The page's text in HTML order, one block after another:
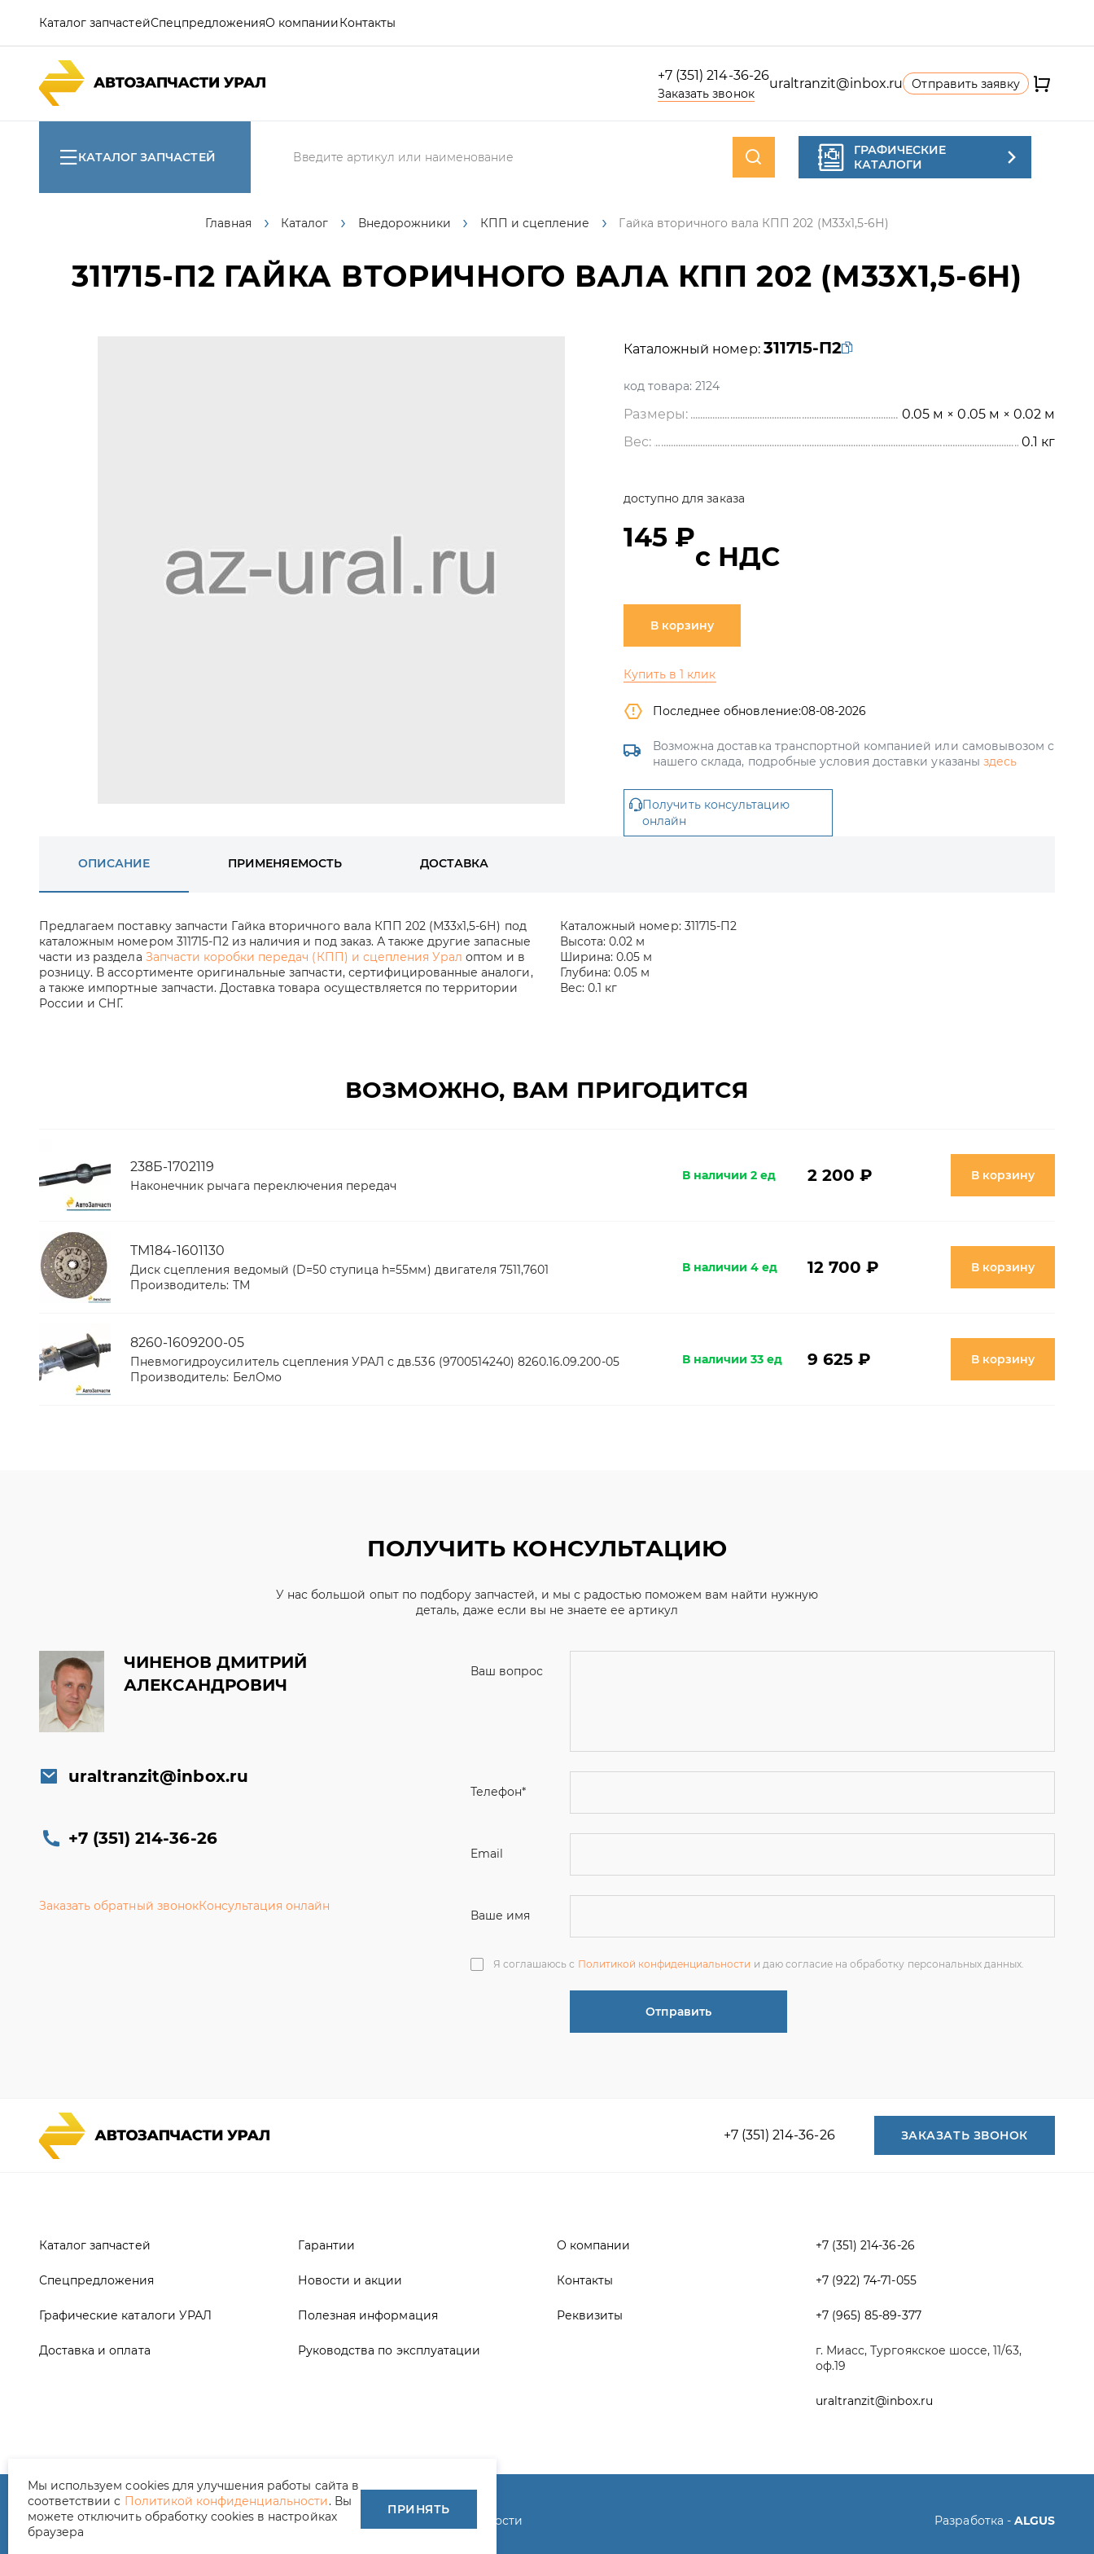
Каталог запчастейСпецпредложенияО компанииКонтакты
+7 (351) 214-36-26
Заказать звонок
uraltranzit@inbox.ru Отправить заявку
КАТАЛОГ ЗАПЧАСТЕЙ
ГРАФИЧЕСКИЕ
КАТАЛОГИ
Главная Каталог Внедорожники КПП и сцепление Гайка вторичного вала КПП 202 (М33х1,5-6Н)
311715-П2 ГАЙКА ВТОРИЧНОГО ВАЛА КПП 202 (М33Х1,5-6Н)
Каталожный номер: 311715-П2
код товара: 2124
Размеры:
0.05 м × 0.05 м × 0.02 м
Вес:
0.1 кг
доступно для заказа
145 ₽
с НДС
В корзину
Купить в 1 клик
Последнее обновление:08-08-2026
Возможна доставка транспортной компанией или самовывозом с
нашего склада, подробные условия доставки указаны здесь
Получить консультацию
онлайн
ОПИСАНИЕ ПРИМЕНЯЕМОСТЬ ДОСТАВКА
Предлагаем поставку запчасти Гайка вторичного вала КПП 202 (М33х1,5-6Н) под
каталожным номером 311715-П2 из наличия и под заказ. А также другие запасные
части из раздела Запчасти коробки передач (КПП) и сцепления Урал оптом и в
розницу. В ассортименте оригинальные запчасти, сертифицированные аналоги,
а также импортные запчасти. Доставка товара осуществляется по территории
России и СНГ.
Каталожный номер: 311715-П2
Высота: 0.02 м
Ширина: 0.05 м
Глубина: 0.05 м
Вес: 0.1 кг
ВОЗМОЖНО, ВАМ ПРИГОДИТСЯ
238Б-1702119
Наконечник рычага переключения передач
В наличии 2 ед 2 200 ₽ В корзину
ТМ184-1601130
Диск сцепления ведомый (D=50 ступица h=55мм) двигателя 7511,7601
Производитель: ТМ
В наличии 4 ед 12 700 ₽ В корзину
8260-1609200-05
Пневмогидроусилитель сцепления УРАЛ с дв.536 (9700514240) 8260.16.09.200-05
Производитель: БелОмо
В наличии 33 ед 9 625 ₽ В корзину
ПОЛУЧИТЬ КОНСУЛЬТАЦИЮ
У нас большой опыт по подбору запчастей, и мы с радостью поможем вам найти нужную
деталь, даже если вы не знаете ее артикул
ЧИНЕНОВ ДМИТРИЙ
АЛЕКСАНДРОВИЧ
uraltranzit@inbox.ru
+7 (351) 214-36-26
Заказать обратный звонокКонсультация онлайн
Ваш вопрос
Я соглашаюсь с
Отправить
Каталог запчастей +7 (351) 214-36-26
оф.19
uraltranzit@inbox.ru
Мы используем cookies для улучшения работы сайта в
соответствии с Политикой конфиденциальности. Вы
можете отключить обработку cookies в настройках
браузера
ПРИНЯТЬ